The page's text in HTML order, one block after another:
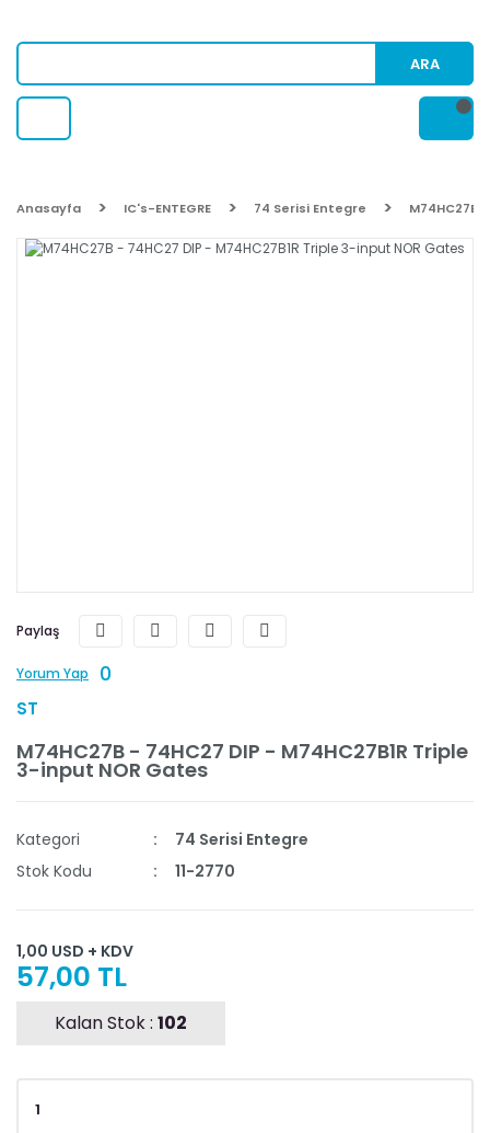
ARA
Anasayfa IC's-ENTEGRE 74 Serisi Entegre M74HC27B
Paylaş
Yorum Yap 0
ST
M74HC27B - 74HC27 DIP - M74HC27B1R Triple
3-input NOR Gates
Kategori
74 Serisi Entegre
Stok Kodu
11-2770
1,00 USD + KDV
57,00 TL
Kalan Stok : 102